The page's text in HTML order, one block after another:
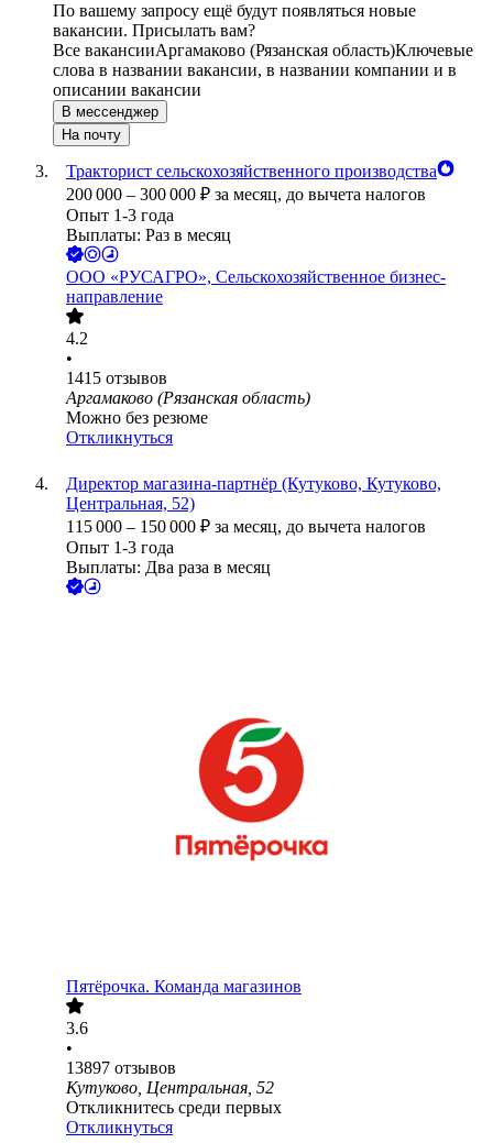
По вашему запросу ещё будут появляться новые
вакансии. Присылать вам?
Все вакансииАргамаково (Рязанская область)Ключевые
слова в названии вакансии, в названии компании и в
описании вакансии
В мессенджер
На почту
Тракторист сельскохозяйственного производства
200 000 – 300 000 ₽ за месяц, до вычета налогов
Опыт 1-3 года
Выплаты: Раз в месяц
ООО «РУСАГРО», Сельскохозяйственное бизнес-
направление
4.2
•
1415 отзывов
Аргамаково (Рязанская область)
Можно без резюме
Откликнуться
Директор магазина-партнёр (Кутуково, Кутуково,
Центральная, 52)
115 000 – 150 000 ₽ за месяц, до вычета налогов
Опыт 1-3 года
Выплаты: Два раза в месяц
Пятёрочка. Команда магазинов
3.6
•
13897 отзывов
Кутуково, Центральная, 52
Откликнитесь среди первых
Откликнуться